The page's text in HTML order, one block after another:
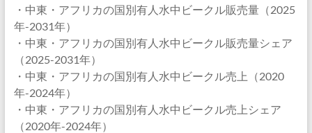
・中東・アフリカの国別有人水中ビークル販売量（2025
年-2031年）
・中東・アフリカの国別有人水中ビークル販売量シェア
（2025-2031年）
・中東・アフリカの国別有人水中ビークル売上（2020
年-2024年）
・中東・アフリカの国別有人水中ビークル売上シェア
（2020年-2024年）